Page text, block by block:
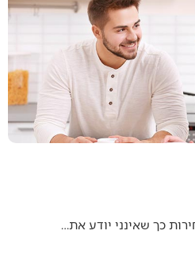
כך שאינני יודע את…